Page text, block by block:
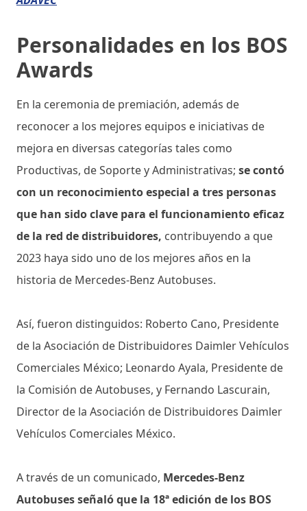
Personalidades en los BOS
Awards
En la ceremonia de premiación, además de
reconocer a los mejores equipos e iniciativas de
mejora en diversas categorías tales como
Productivas, de Soporte y Administrativas; se contó
con un reconocimiento especial a tres personas
que han sido clave para el funcionamiento eficaz
de la red de distribuidores, contribuyendo a que
2023 haya sido uno de los mejores años en la
historia de Mercedes-Benz Autobuses.
Así, fueron distinguidos: Roberto Cano, Presidente
de la Asociación de Distribuidores Daimler Vehículos
Comerciales México; Leonardo Ayala, Presidente de
la Comisión de Autobuses, y Fernando Lascurain,
Director de la Asociación de Distribuidores Daimler
Vehículos Comerciales México.
A través de un comunicado, Mercedes-Benz
Autobuses señaló que la 18ª edición de los BOS